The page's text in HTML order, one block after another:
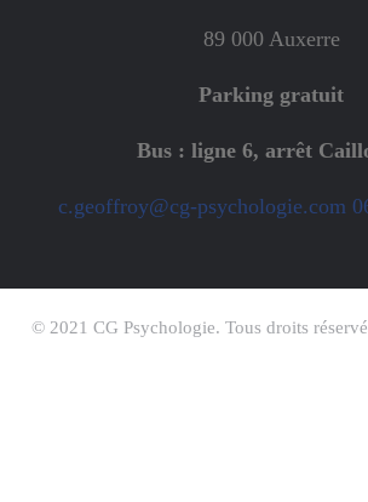
89 000 Auxerre
Parking gratuit
Bus : ligne 6, arrêt
c.geoffroy@cg-psychologie.com
© 2021 CG Psychologie. Tous droits